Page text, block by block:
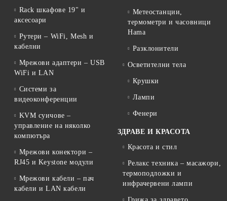
Rack шкафове 19" и
аксесоари
Рутери – WiFi, Mesh и
кабелни
Мрежови адаптери – USB
WiFi и LAN
Системи за
видеоконференции
KVM суичове –
управление на няколко
компютъра
Мрежови конектори –
RJ45 и Keystone модули
Мрежови кабели – пач
кабели и LAN кабели
Метеостанции,
термометри и часовници
Hama
Разклонители
Осветителни тела
Крушки
Лампи
Фенери
ЗДРАВЕ И КРАСОТА
Красота и стил
Релакс техника – масажори,
термоподложки и
инфрачервени лампи